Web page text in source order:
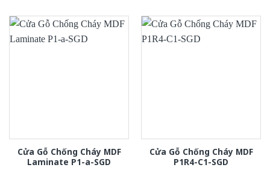
Cửa Gỗ Chống Cháy MDF
Laminate P1-a-SGD
Cửa Gỗ Chống Cháy MDF
P1R4-C1-SGD